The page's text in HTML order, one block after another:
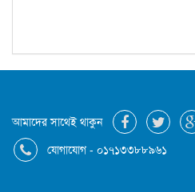
আমাদের সাথেই থাকুন
যোগাযোগ - ০১৭১৩৩৮৮৯৬১